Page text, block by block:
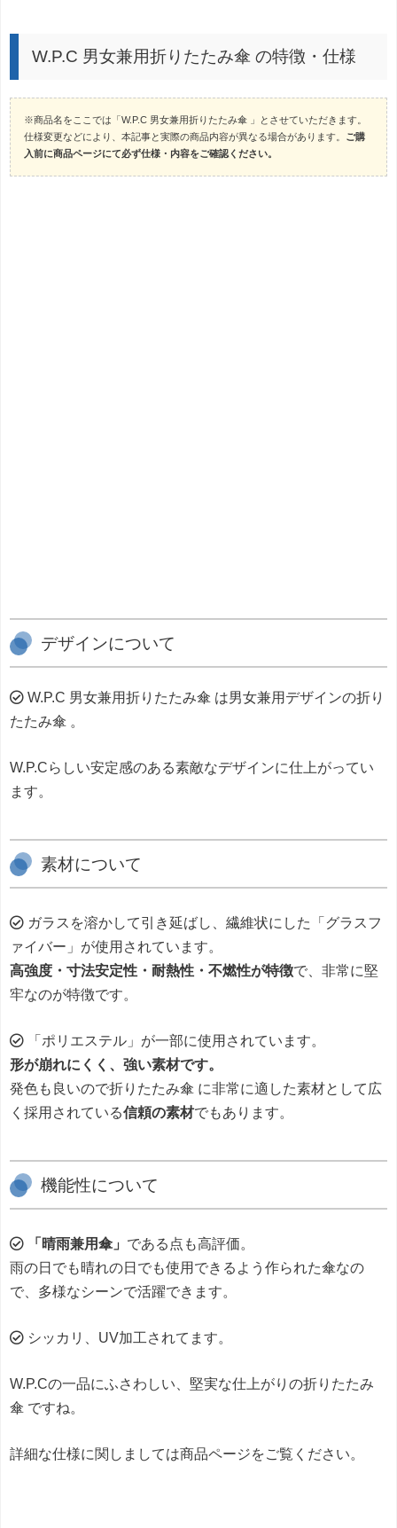
W.P.C 男女兼用折りたたみ傘 の特徴・仕様
※商品名をここでは「W.P.C 男女兼用折りたたみ傘 」とさせていただきます。
仕様変更などにより、本記事と実際の商品内容が異なる場合があります。 ご購
入前に商品ページにて必ず仕様・内容をご確認ください。
デザインについて
W.P.C 男女兼用折りたたみ傘 は男女兼用デザインの折り
たたみ傘 。
W.P.Cらしい安定感のある素敵なデザインに仕上がってい
ます。
素材について
ガラスを溶かして引き延ばし、繊維状にした「グラスフ
ァイバー」が使用されています。
高強度・寸法安定性・耐熱性・不燃性が特徴で、非常に堅
牢なのが特徴です。
「ポリエステル」が一部に使用されています。
形が崩れにくく、強い素材です。
発色も良いので折りたたみ傘 に非常に適した素材として広
く採用されている信頼の素材でもあります。
機能性について
「晴雨兼用傘」 である点も高評価。
雨の日でも晴れの日でも使用できるよう作られた傘なの
で、多様なシーンで活躍できます。
シッカリ、UV加工されてます。
W.P.Cの一品にふさわしい、堅実な仕上がりの折りたたみ
傘 ですね。
詳細な仕様に関しましては商品ページをご覧ください。